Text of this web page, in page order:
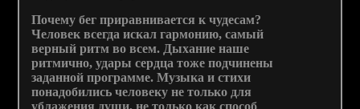
Почему бег приравнивается к чудесам?
Человек всегда искал гармонию, самый
верный ритм во всем. Дыхание наше
ритмично, удары сердца тоже подчинены
заданной программе. Музыка и стихи
понадобились человеку не только для
ублажения души, не только как способ